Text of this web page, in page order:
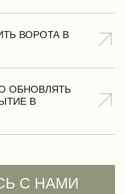
истираемости I-II,
ВОРОТА В
свойствами, устойчивые
ОБНОВЛЯТЬ
В
Периодичность зависит
С НАМИ